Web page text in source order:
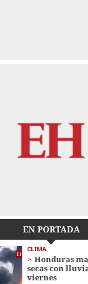
EN PORTADA
CLIMA
Honduras
secas con
viernes